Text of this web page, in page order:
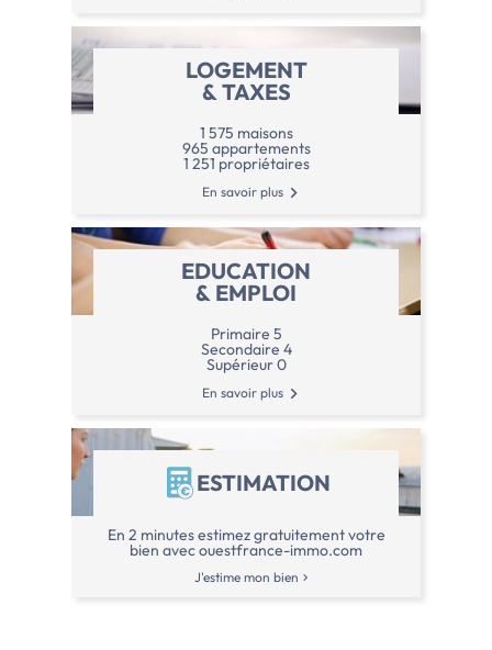
LOGEMENT
& TAXES
1 575 maisons
965 appartements
1 251 propriétaires
En savoir plus
EDUCATION
& EMPLOI
Primaire 5
Secondaire 4
Supérieur 0
En savoir plus
ESTIMATION
En 2 minutes estimez gratuitement votre
bien avec ouestfrance-immo.com
J'estime mon bien